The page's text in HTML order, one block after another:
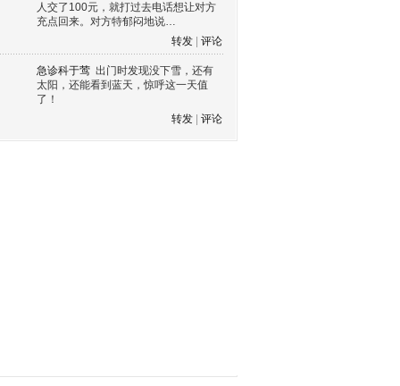
人交了100元，就打过去电话想让对方
充点回来。对方特郁闷地说…
转发
评论
急诊科于莺 出门时发现没下雪，还有
太阳，还能看到蓝天，惊呼这一天值
了！
转发
评论